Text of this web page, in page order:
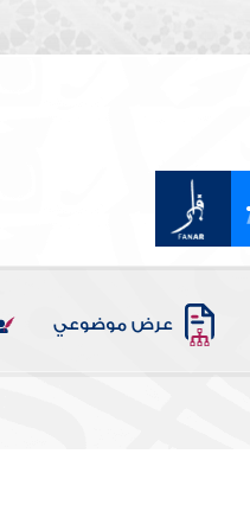
عرض موضوعي